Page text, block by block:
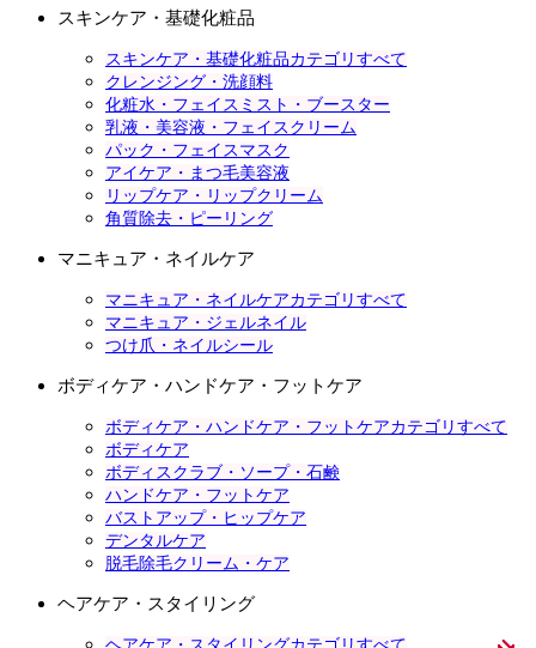
スキンケア・基礎化粧品
スキンケア・基礎化粧品カテゴリすべて
クレンジング・洗顔料
化粧水・フェイスミスト・ブースター
乳液・美容液・フェイスクリーム
パック・フェイスマスク
アイケア・まつ毛美容液
リップケア・リップクリーム
角質除去・ピーリング
マニキュア・ネイルケア
マニキュア・ネイルケアカテゴリすべて
マニキュア・ジェルネイル
つけ爪・ネイルシール
ボディケア・ハンドケア・フットケア
ボディケア・ハンドケア・フットケアカテゴリすべて
ボディケア
ボディスクラブ・ソープ・石鹸
ハンドケア・フットケア
バストアップ・ヒップケア
デンタルケア
脱毛除毛クリーム・ケア
ヘアケア・スタイリング